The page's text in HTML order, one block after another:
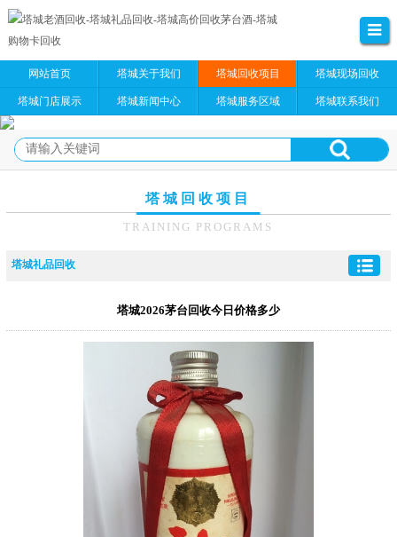
网站首页 塔城关于我们 塔城回收项目 塔城现场回收
塔城门店展示 塔城新闻中心 塔城服务区域 塔城联系我们
塔城回收项目
TRAINING PROGRAMS
塔城礼品回收
塔城2026茅台回收今日价格多少